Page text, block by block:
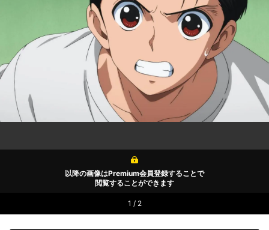
以降の画像はPremium会員登録することで
閲覧することができます
1 / 2